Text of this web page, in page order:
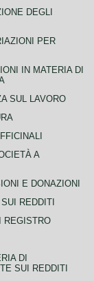
DEGLI
PER
IN MATERIA DI
SUL LAVORO
A
E DONAZIONI
REDDITI
REGISTRO
DI
SUI REDDITI